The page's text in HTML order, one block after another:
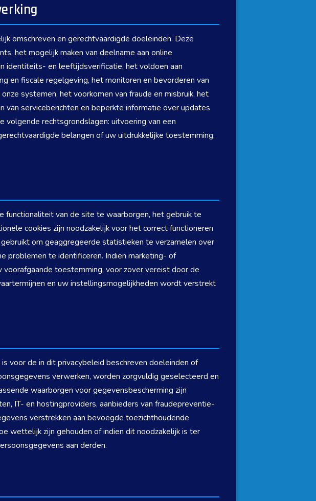
omschreven en gerechtvaardigde doeleinden. Deze
het mogelijk maken van deelname aan online
identiteits- en leeftijdsverificatie, het voldoen aan
en fiscale regelgeving, het monitoren en bevorderen van
systemen, het voorkomen van fraude en misbruik, het
serviceberichten en beperkte informatie over updates
volgende rechtsgrondslagen: uitvoering van een
belangen of uw uitdrukkelijke toestemming,
functionaliteit van de site te waarborgen, het gebruik te
cookies zijn noodzakelijk voor het correct functioneren
om geaggregeerde statistieken te verzamelen over
problemen te identificeren. Indien marketing- of
toestemming, voor zover vereist door de
en uw instellingsmogelijkheden wordt verstrekt
voor de in dit privacybeleid beschreven doeleinden of
verwerken, worden zorgvuldig geselecteerd en
waarborgen voor gegevensbescherming zijn
IT- en hostingproviders, aanbieders van fraudepreventie-
verstrekken aan bevoegde toezichthoudende
wettelijk zijn gehouden of indien dit noodzakelijk is ter
aan derden.